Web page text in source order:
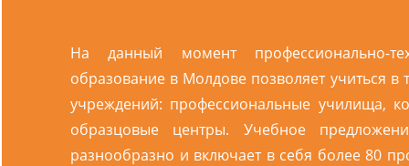
На данный момент профессионально-
образование в Молдове позволяет учиться в
учреждений: профессиональные училища,
образцовые центры. Учебное
разнообразно и включает в себя более 80